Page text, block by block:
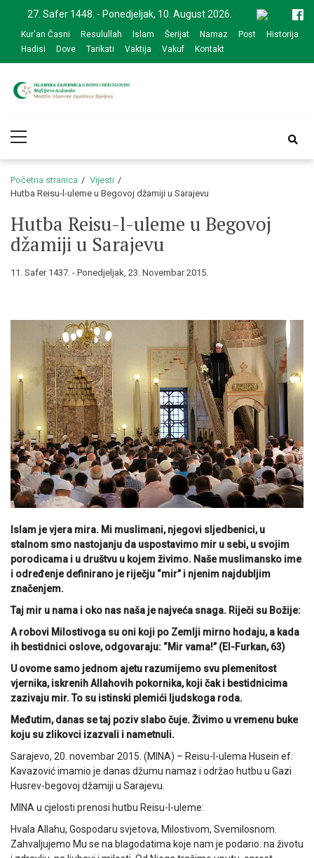
navigation
content
27. Safer 1448. - Ponedjeljak, 10. August 2026.
Kur'an Časni Resulullah Islam Šerijat Namaz Post
Historija
Hadisi
Dove Tarikati Vaktija Vakuf Kontakt
zajednice Bijeljina
Menu
Početna stranica
Vijesti
Hutba Reisu-l-uleme u Begovoj džamiji u Sarajevu
Hutba Reisu-l-uleme u Begovoj
džamiji u Sarajevu
11. Safer 1437. - Ponedjeljak, 23. Novembar 2015.
Islam je vjera mira. Mi muslimani, njegovi sljedbenici, u
stalnom smo nastojanju da uspostavimo mir u sebi, u svojim
porodicama i u društvu u kojem živimo. Naše muslimansko ime
i određenje definirano je riječju “mir” i njenim najdubljim
značenjem.
Taj mir u nama i oko nas naša je najveća snaga. Riječi su Božije:
A robovi Milostivoga su oni koji po Zemlji mirno hodaju, a kada
ih bestidnici oslove, odgovaraju: “Mir vama!” (El-Furkan, 63)
U ovome samo jednom ajetu razumijemo svu plemenitost
vjernika, iskrenih Allahovih pokornika, koji čak i bestidnicima
zazivaju mir. To su istinski plemići ljudskoga roda.
Međutim, danas se taj poziv slabo čuje. Živimo u vremenu buke
koju su zlikovci izazvali i nametnuli.
Sarajevo, 20. novembar 2015. (MINA) – Reisu-l-ulema Husein ef.
Kavazović imamio je danas džumu namaz i održao hutbu u Gazi
Husrev-begovoj džamiji u Sarajevu.
MINA u cjelosti prenosi hutbu Reisu-l-uleme:
Hvala Allahu, Gospodaru svjetova, Milostivom, Svemilosnom.
Zahvaljujemo Mu se na blagodatima koje nam je podario: na životu